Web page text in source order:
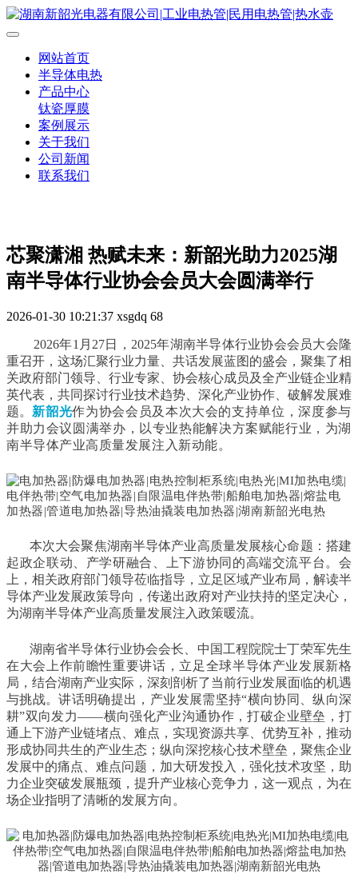
网站首页
半导体电热
产品中心
钛瓷厚膜
案例展示
关于我们
公司新闻
联系我们
芯聚潇湘 热赋未来：新韶光助力2025湖
南半导体行业协会会员大会圆满举行
2026-01-30 10:21:37 xsgdq 68
2026年1月27日，2025年湖南半导体行业协会会员大会隆
重召开，这场汇聚行业力量、共话发展蓝图的盛会，聚集了相
关政府部门领导、行业专家、协会核心成员及全产业链企业精
英代表，共同探讨行业技术趋势、深化产业协作、破解发展难
题。 新韶光作为协会会员及本次大会的支持单位，深度参与
并助力会议圆满举办，以专业热能解决方案赋能行业，为湖
南半导体产业高质量发展注入新动能。
本次大会聚焦湖南半导体产业高质量发展核心命题：搭建
起政企联动、产学研融合、上下游协同的高端交流平台。会
上，相关政府部门领导莅临指导，立足区域产业布局，解读半
导体产业发展政策导向，传递出政府对产业扶持的坚定决心，
为湖南半导体产业高质量发展注入政策暖流。
湖南省半导体行业协会会长、中国工程院院士丁荣军先生
在大会上作前瞻性重要讲话，立足全球半导体产业发展新格
局，结合湖南产业实际，深刻剖析了当前行业发展面临的机遇
与挑战。讲话明确提出，产业发展需坚持“横向协同、纵向深
耕”双向发力——横向强化产业沟通协作，打破企业壁垒，打
通上下游产业链堵点、难点，实现资源共享、优势互补，推动
形成协同共生的产业生态；纵向深挖核心技术壁垒，聚焦企业
发展中的痛点、难点问题，加大研发投入，强化技术攻坚，助
力企业突破发展瓶颈，提升产业核心竞争力，这一观点，为在
场企业指明了清晰的发展方向。